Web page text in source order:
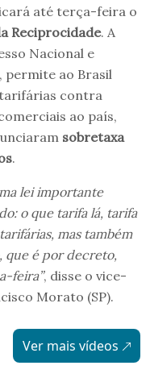
até terça-feira o
Reciprocidade. A
Nacional e
permite ao Brasil
contra
ao país,
sobretaxa
.
lei importante
o que tarifa lá, tarifa
mas também
que é por decreto,
feira”, disse o vice-
Morato (SP).
Ver mais vídeos